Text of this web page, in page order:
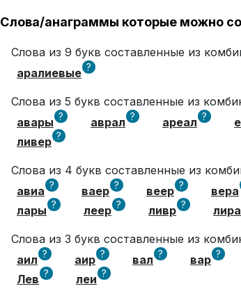
Слова/анаграммы которые можно
Слова из 9 букв составленные из
аралиевые ?
Слова из 5 букв составленные из
авары ? аврал ? ареал ?
ливер ?
Слова из 4 букв составленные из
авиа ? ваер ? веер ? вера
лары ? леер ? ливр ? лира
Слова из 3 букв составленные из
аил ? аир ? вал ? вар ?
Лев ? леи ?